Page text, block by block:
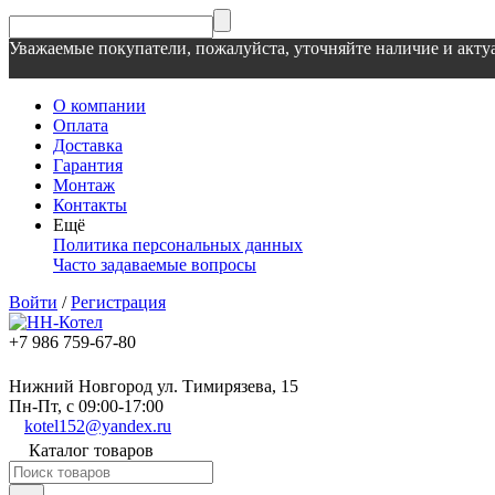
Уважаемые покупатели, пожалуйста, уточняйте наличие и
О компании
Оплата
Доставка
Гарантия
Монтаж
Контакты
Ещё
Политика персональных данных
Часто задаваемые вопросы
Войти /Регистрация
+7 986 759-67-80
Нижний Новгород ул. Тимирязева, 15
Пн-Пт, с 09:00-17:00
kotel152@yandex.ru
Каталог товаров